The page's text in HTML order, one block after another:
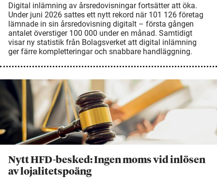
Digital inlämning av årsredovisningar fortsätter att öka.
Under juni 2026 sattes ett nytt rekord när 101 126 företag
lämnade in sin årsredovisning digitalt – första gången
antalet överstiger 100 000 under en månad. Samtidigt
visar ny statistik från Bolagsverket att digital inlämning
ger färre kompletteringar och snabbare handläggning.
Nytt HFD-besked: Ingen moms vid inlösen
av lojalitetspoäng